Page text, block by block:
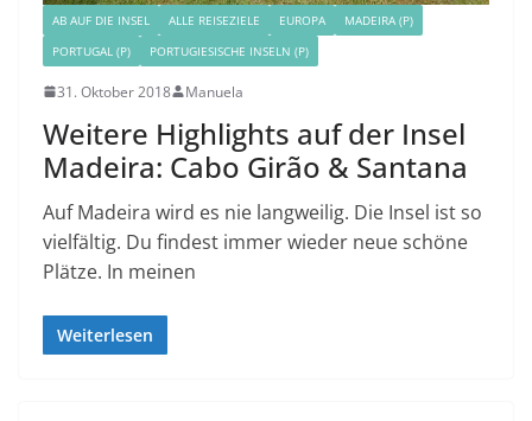
AB AUF DIE INSEL ALLE REISEZIELE EUROPA
MADEIRA (P)
PORTUGAL (P)
PORTUGIESISCHE INSELN (P)
31. Oktober 2018 Manuela
Weitere Highlights auf der Insel
Madeira: Cabo Girão & Santana
Auf Madeira wird es nie langweilig. Die Insel ist so
vielfältig. Du findest immer wieder neue schöne
Plätze. In meinen
Weiterlesen